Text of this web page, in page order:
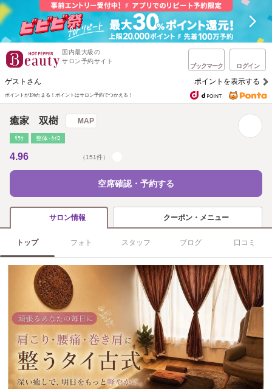
国内最大級の
サロン予約サイト
ブックマーク ログイン
ゲストさん ポイントを表示する
ポイントが1%たまる！ ポイントはサロン予約でつかえる！
癒家 双樹 MAP
ﾘﾗｸ 整体･ｶｲﾛ
4.96 （151件）
空席確認・予約する
サロン情報 クーポン・メニュー
トップ フォト スタッフ ブログ 口コミ